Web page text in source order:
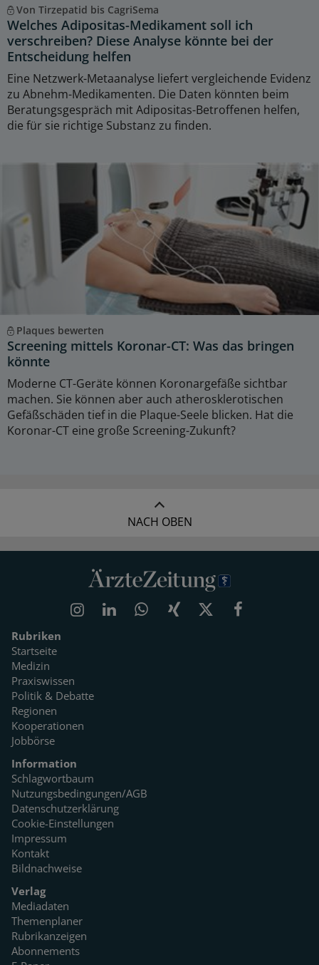
Von Tirzepatid bis CagriSema
Welches Adipositas-Medikament soll ich
verschreiben? Diese Analyse könnte bei der
Entscheidung helfen
Eine Netzwerk-Metaanalyse liefert vergleichende Evidenz
zu Abnehm-Medikamenten. Die Daten könnten beim
Beratungsgespräch mit Adipositas-Betroffenen helfen,
die für sie richtige Substanz zu finden.
Plaques bewerten
Screening mittels Koronar-CT: Was das bringen
könnte
Moderne CT-Geräte können Koronargefäße sichtbar
machen. Sie können aber auch atherosklerotischen
Gefäßschäden tief in die Plaque-Seele blicken. Hat die
Koronar-CT eine große Screening-Zukunft?
NACH OBEN
Rubriken
Startseite
Medizin
Praxiswissen
Politik & Debatte
Regionen
Kooperationen
Jobbörse
Information
Schlagwortbaum
Nutzungsbedingungen/AGB
Datenschutzerklärung
Cookie-Einstellungen
Impressum
Kontakt
Bildnachweise
Verlag
Mediadaten
Themenplaner
Rubrikanzeigen
Abonnements